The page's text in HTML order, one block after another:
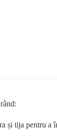
tija pentru a